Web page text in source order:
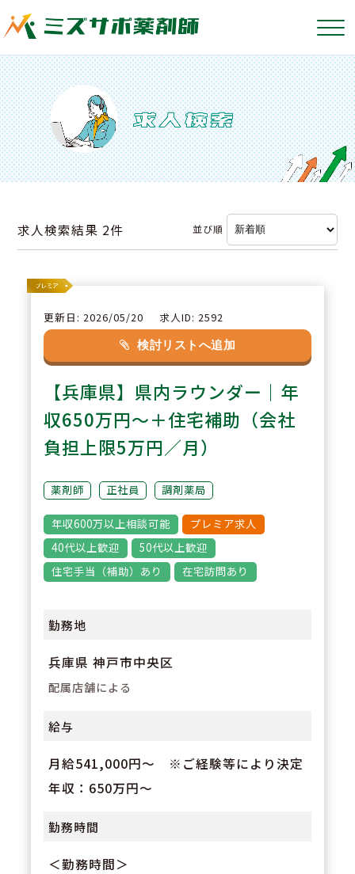
求人検索結果 2件 並び順
更新日: 2026/05/20 求人ID: 2592
検討リストへ追加
【兵庫県】県内ラウンダー｜年
収650万円～＋住宅補助（会社
負担上限5万円／月）
薬剤師 正社員 調剤薬局
年収600万以上相談可能
プレミア求人
40代以上歓迎
50代以上歓迎
住宅手当（補助）あり
在宅訪問あり
勤務地
兵庫県 神戸市中央区
配属店舗による
給与
月給541,000円～ ※ご経験等により決定
年収：650万円～
勤務時間
＜勤務時間＞